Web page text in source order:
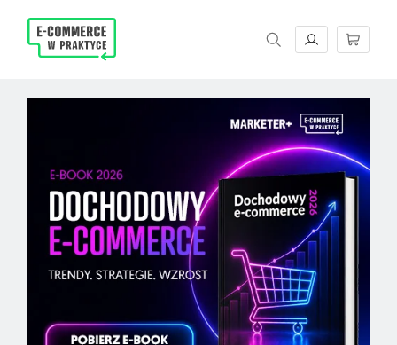
Magazyn E-commerce w praktyce. Rzetelne